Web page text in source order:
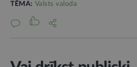
TĒMA: Valsts valoda